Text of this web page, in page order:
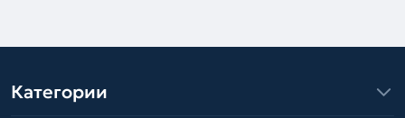
Категории